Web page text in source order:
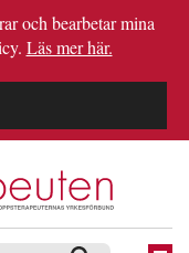
och bearbetar mina
Läs mer här.